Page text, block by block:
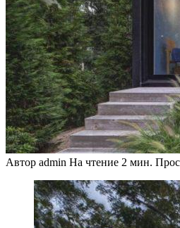
Автор admin На чтение 2 мин.